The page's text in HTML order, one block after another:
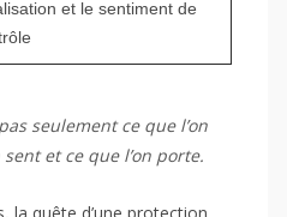
et le sentiment de
seulement ce que l’on
et ce que l’on porte.